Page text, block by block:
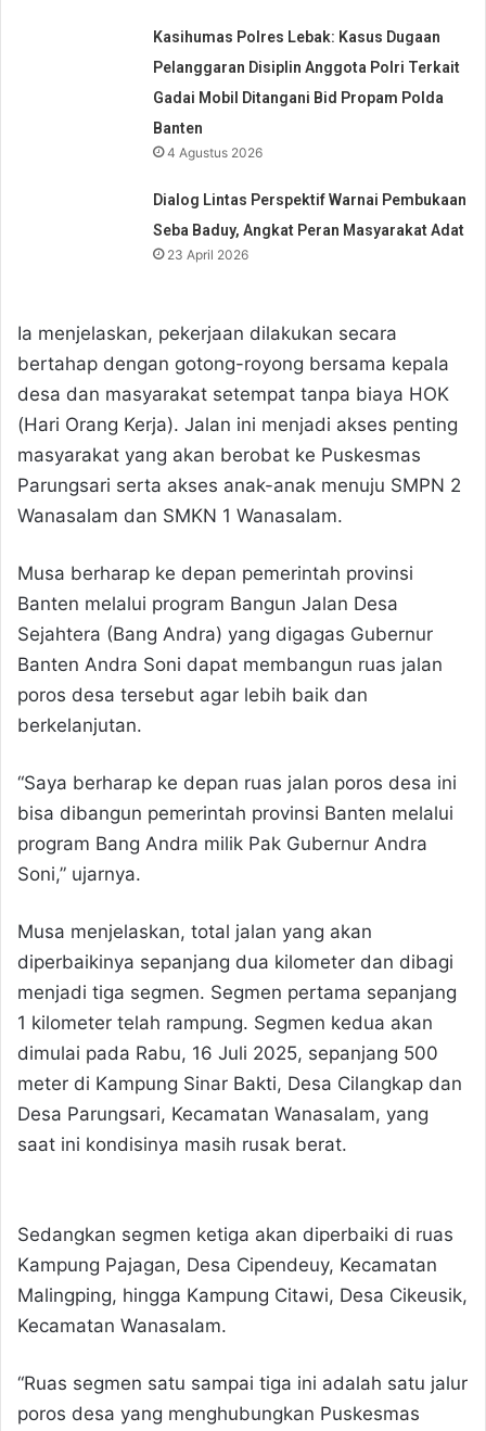
Kasihumas Polres Lebak: Kasus Dugaan
Pelanggaran Disiplin Anggota Polri Terkait
Gadai Mobil Ditangani Bid Propam Polda
Banten
4 Agustus 2026
Dialog Lintas Perspektif Warnai Pembukaan
Seba Baduy, Angkat Peran Masyarakat Adat
23 April 2026
Ia menjelaskan, pekerjaan dilakukan secara
bertahap dengan gotong-royong bersama kepala
desa dan masyarakat setempat tanpa biaya HOK
(Hari Orang Kerja). Jalan ini menjadi akses penting
masyarakat yang akan berobat ke Puskesmas
Parungsari serta akses anak-anak menuju SMPN 2
Wanasalam dan SMKN 1 Wanasalam.
Musa berharap ke depan pemerintah provinsi
Banten melalui program Bangun Jalan Desa
Sejahtera (Bang Andra) yang digagas Gubernur
Banten Andra Soni dapat membangun ruas jalan
poros desa tersebut agar lebih baik dan
berkelanjutan.
“Saya berharap ke depan ruas jalan poros desa ini
bisa dibangun pemerintah provinsi Banten melalui
program Bang Andra milik Pak Gubernur Andra
Soni,” ujarnya.
Musa menjelaskan, total jalan yang akan
diperbaikinya sepanjang dua kilometer dan dibagi
menjadi tiga segmen. Segmen pertama sepanjang
1 kilometer telah rampung. Segmen kedua akan
dimulai pada Rabu, 16 Juli 2025, sepanjang 500
meter di Kampung Sinar Bakti, Desa Cilangkap dan
Desa Parungsari, Kecamatan Wanasalam, yang
saat ini kondisinya masih rusak berat.
Sedangkan segmen ketiga akan diperbaiki di ruas
Kampung Pajagan, Desa Cipendeuy, Kecamatan
Malingping, hingga Kampung Citawi, Desa Cikeusik,
Kecamatan Wanasalam.
“Ruas segmen satu sampai tiga ini adalah satu jalur
poros desa yang menghubungkan Puskesmas